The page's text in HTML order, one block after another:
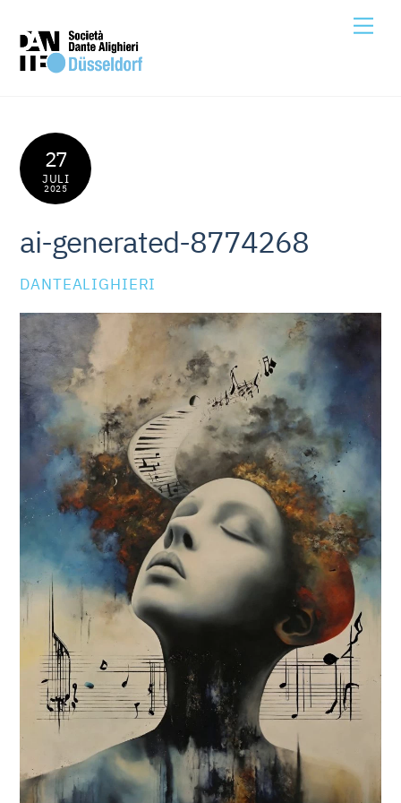
content
27
JULI
2025
ai-generated-8774268
DANTEALIGHIERI